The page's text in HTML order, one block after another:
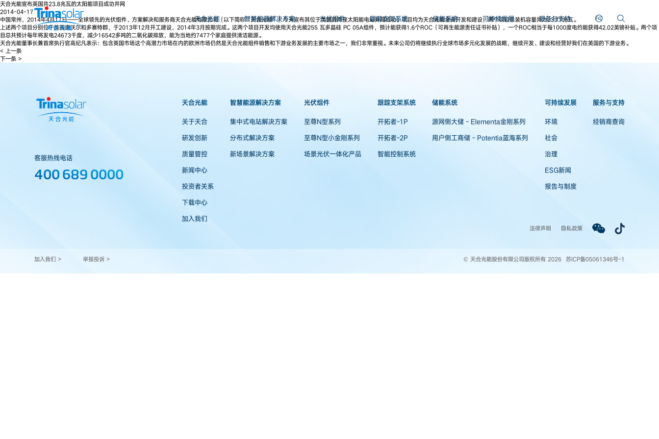
天合光能 智慧能源解决方案 光伏组件 跟踪支架系统 储能系统 可持续发展 服务与支持
天合光能宣布英国共23.8兆瓦的太阳能项目成功并网
2014-04-17
中国常州，2014年4月17日——全球领先的光伏组件、方案解决和服务商天合光能有限公司（以下简称“天合光能”）今天宣布其位于英国的两座太阳能电站并网成功。项目均为天合光能全资开发和建设，两个项目总装机容量共为23.77兆瓦。
上述两个项目分别位于英国康沃尔和多赛特郡，于2013年12月开工建设，2014年3月按期完成。这两个项目开发均使用天合光能255 瓦多晶硅 PC 05A组件，预计能获得1.6个ROC（可再生能源责任证书补贴），一个ROC相当于每1000度电约能获得42.02英镑补贴。两个项
目总共预计每年将发电24673千度，减少16542多吨的二氧化碳排放，能为当地约7477个家庭提供清洁能源。
天合光能董事长兼首席执行官高纪凡表示：包含英国市场这个高潜力市场在内的欧洲市场仍然是天合光能组件销售和下游业务发展的主要市场之一，我们非常重视。未来公司仍将继续执行全球市场多元化发展的战略，继续开发、建设和经营好我们在英国的下游业务。
< 上一条
下一条 >
客服热线电话
400 689 0000
天合光能
关于天合
研发创新
质量管控
新闻中心
投资者关系
下载中心
加入我们
智慧能源解决方案
集中式电站解决方案
分布式解决方案
新场景解决方案
光伏组件
至尊N型系列
至尊N型小金刚系列
场景光伏一体化产品
跟踪支架系统
开拓者-1P
开拓者-2P
智能控制系统
储能系统
源网侧大储 - Elementa金刚系列
用户侧工商储 - Potentia蓝海系列
可持续发展
环境
社会
治理
ESG新闻
报告与制度
服务与支持
经销商查询
法律声明 隐私政策
加入我们 > 举报投诉 > © 天合光能股份有限公司版权所有 2026 苏ICP备05061346号-1